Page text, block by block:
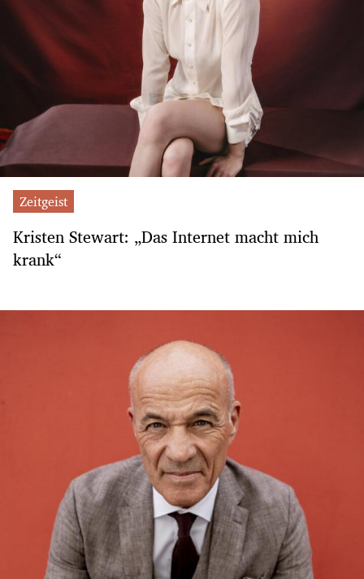
Zeitgeist
Kristen Stewart: „Das Internet macht mich
krank“